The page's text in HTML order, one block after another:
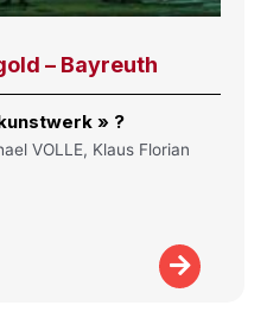
– Bayreuth
» ?
VOLLE, Klaus Florian